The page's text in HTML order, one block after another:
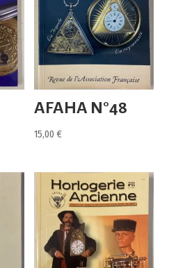
AFAHA N°48
15,00€